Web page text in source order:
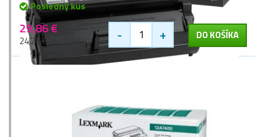
Posledný kus
29,86 €
24,28 € bez DPH - + DO KOŠÍKA